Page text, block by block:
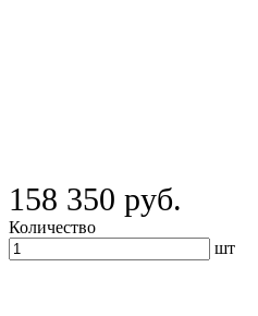
158 350 руб.
Количество
шт